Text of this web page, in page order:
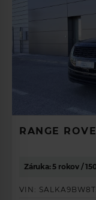
RANGE
Záruka: 5 rokov /
VIN: